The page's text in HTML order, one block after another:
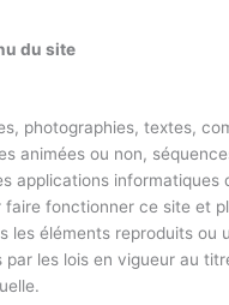
du site
photographies, textes,
animées ou non,
applications informatiques
faire fonctionner ce site et
les éléments reproduits ou
par les lois en vigueur au